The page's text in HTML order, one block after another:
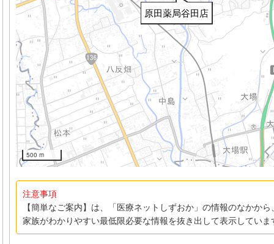
原田薬局谷田店
500 m
注意事項
【簡単なご案内】は、「医療ネットしずおか」の情報のなかか
家族がわかりやすい最低限必要な情報を抜き出して表示していま